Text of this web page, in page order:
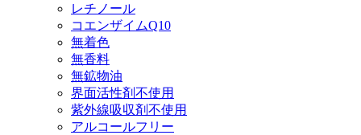
レチノール
コエンザイムQ10
無着色
無香料
無鉱物油
界面活性剤不使用
紫外線吸収剤不使用
アルコールフリー